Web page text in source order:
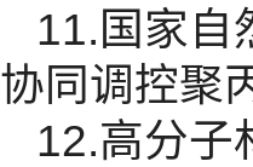
11.国家自
协同调控聚
12.高分子